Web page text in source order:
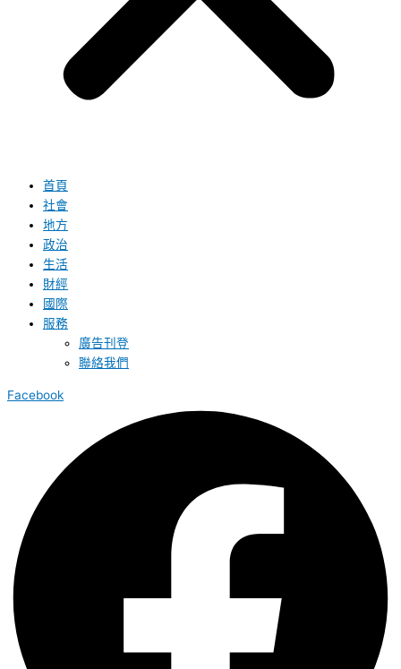
首頁
社會
地方
政治
生活
財經
國際
服務
廣告刊登
聯絡我們
Facebook